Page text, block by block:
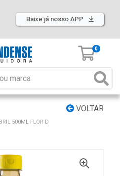
Baixe já nosso APP
0
VOLTAR
500ML FLOR D